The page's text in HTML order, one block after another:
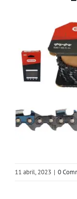
11 abril, 2023 | 0